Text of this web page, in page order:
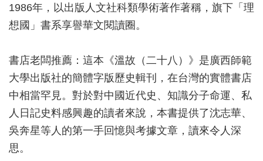
1986年，以出版人文社科類學術著作著稱，旗下「理
想國」書系享譽華文閱讀圈。
書店老闆推薦：這本《溫故（二十八）》是廣西師範
大學出版社的簡體字版歷史輯刊，在台灣的實體書店
中相當罕見。對於對中國近代史、知識分子命運、私
人日記史料感興趣的讀者來說，本書提供了沈志華、
吳奔星等人的第一手回憶與考據文章，讀來令人深
思。